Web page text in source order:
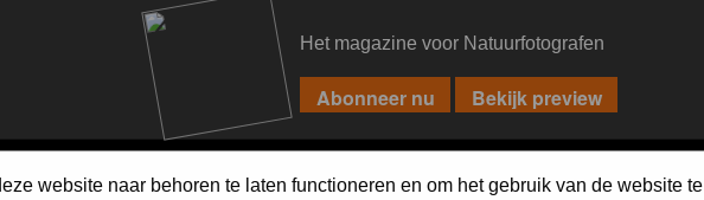
Het magazine voor Natuurfotografen
website naar behoren te laten functioneren en om het gebruik van de website te